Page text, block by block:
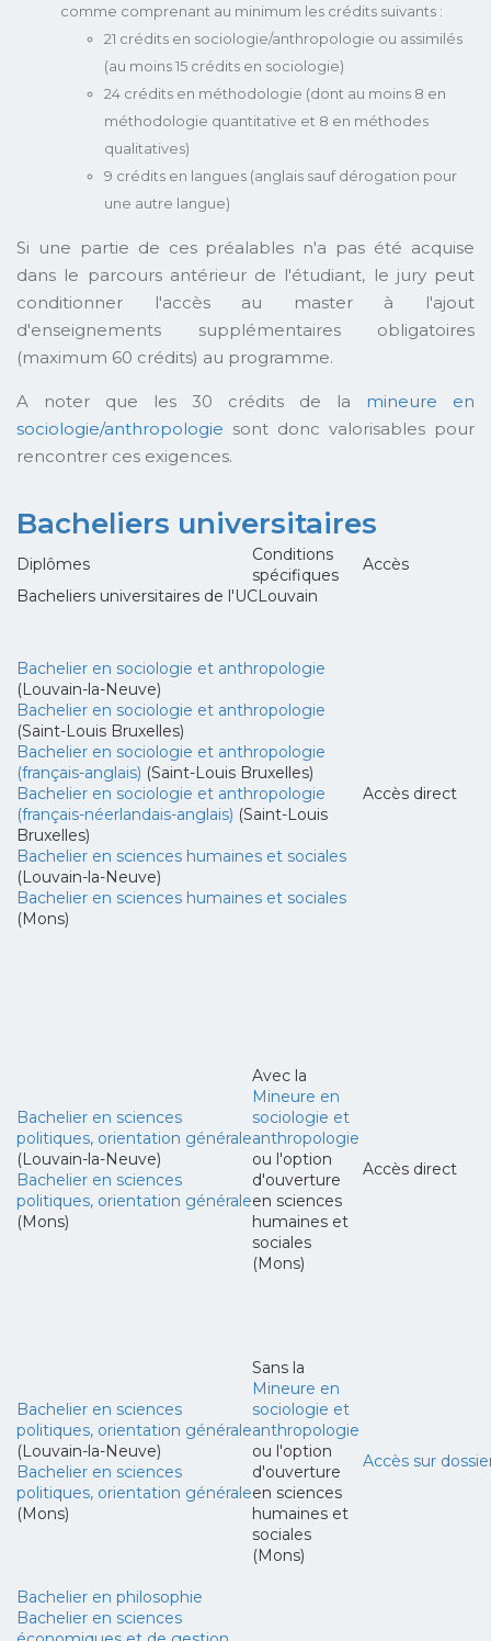
comme comprenant au minimum les crédits suivants :
21 crédits en sociologie/anthropologie ou assimilés
(au moins 15 crédits en sociologie)
24 crédits en méthodologie (dont au moins 8 en
méthodologie quantitative et 8 en méthodes
qualitatives)
9 crédits en langues (anglais sauf dérogation pour
une autre langue)
Si une partie de ces préalables n'a pas été acquise
dans le parcours antérieur de l'étudiant, le jury peut
conditionner l'accès au master à l'ajout
d'enseignements supplémentaires obligatoires
(maximum 60 crédits) au programme.
A noter que les 30 crédits de la mineure en
sociologie/anthropologie sont donc valorisables pour
rencontrer ces exigences.
Bacheliers universitaires
Diplômes
Conditions
spécifiques
Accès
Bacheliers universitaires de l'UCLouvain
Bachelier en sociologie et anthropologie
(Louvain-la-Neuve)
Bachelier en sociologie et anthropologie
(Saint-Louis Bruxelles)
Bachelier en sociologie et anthropologie
(français-anglais) (Saint-Louis Bruxelles)
Bachelier en sociologie et anthropologie
(français-néerlandais-anglais) (Saint-Louis
Bruxelles)
Bachelier en sciences humaines et sociales
(Louvain-la-Neuve)
Bachelier en sciences humaines et sociales
(Mons)
Accès direct
Bachelier en sciences
politiques, orientation générale
(Louvain-la-Neuve)
Bachelier en sciences
politiques, orientation générale
(Mons)
Avec la
Mineure en
sociologie et
anthropologie
ou l'option
d'ouverture
en sciences
humaines et
sociales
(Mons)
Accès direct
Bachelier en sciences
politiques, orientation générale
(Louvain-la-Neuve)
Bachelier en sciences
politiques, orientation générale
(Mons)
Sans la
Mineure en
sociologie et
anthropologie
ou l'option
d'ouverture
en sciences
humaines et
sociales
(Mons)
Accès sur
Bachelier en philosophie
Bachelier en sciences